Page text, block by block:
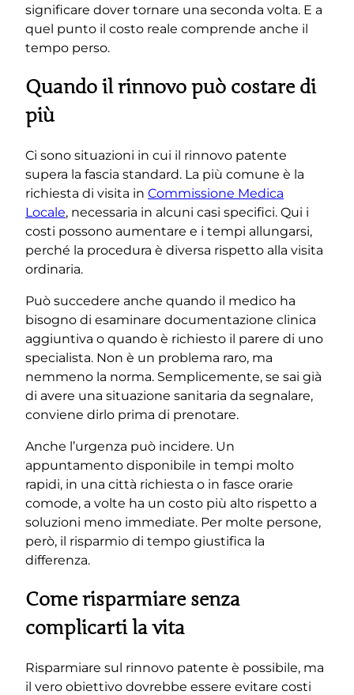
significare dover tornare una seconda volta. E a
quel punto il costo reale comprende anche il
tempo perso.
Quando il rinnovo può costare di
più
Ci sono situazioni in cui il rinnovo patente
supera la fascia standard. La più comune è la
richiesta di visita in Commissione Medica
Locale, necessaria in alcuni casi specifici. Qui i
costi possono aumentare e i tempi allungarsi,
perché la procedura è diversa rispetto alla visita
ordinaria.
Può succedere anche quando il medico ha
bisogno di esaminare documentazione clinica
aggiuntiva o quando è richiesto il parere di uno
specialista. Non è un problema raro, ma
nemmeno la norma. Semplicemente, se sai già
di avere una situazione sanitaria da segnalare,
conviene dirlo prima di prenotare.
Anche l’urgenza può incidere. Un
appuntamento disponibile in tempi molto
rapidi, in una città richiesta o in fasce orarie
comode, a volte ha un costo più alto rispetto a
soluzioni meno immediate. Per molte persone,
però, il risparmio di tempo giustifica la
differenza.
Come risparmiare senza
complicarti la vita
Risparmiare sul rinnovo patente è possibile, ma
il vero obiettivo dovrebbe essere evitare costi